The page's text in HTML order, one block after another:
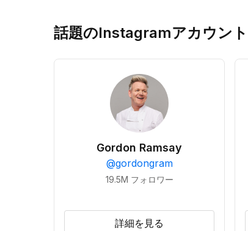
話題のInstagramアカウント
Gordon Ramsay
@gordongram
19.5M フォロワー
詳細を見る